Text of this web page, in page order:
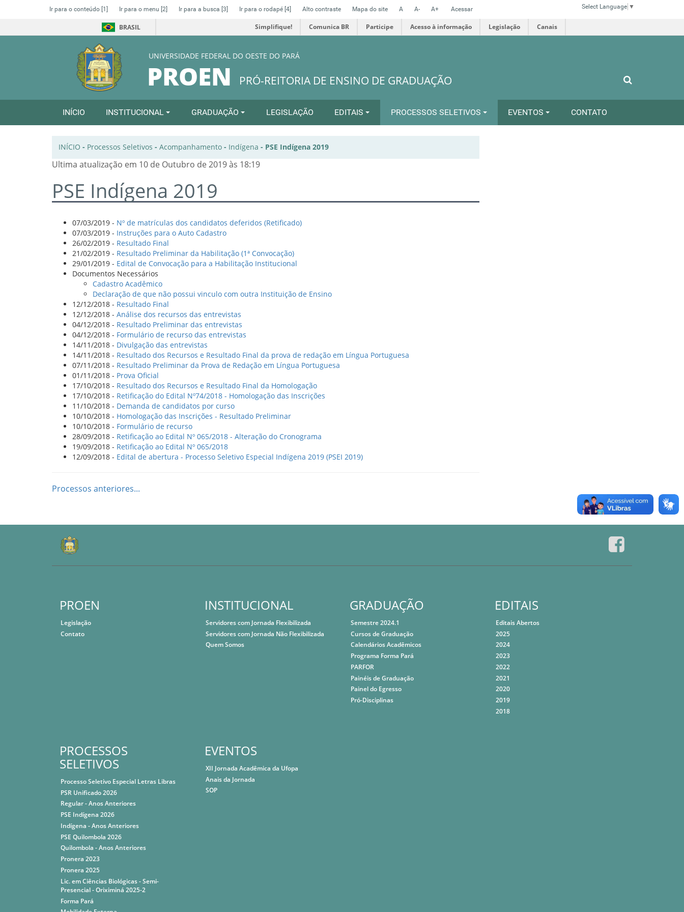
Ir para o conteúdo [1] Ir para o menu [2] Ir para a busca [3] Ir para o rodapé [4] Alto contraste Mapa do site A A- A+ Acessar Select Language ▼
BRASIL Simplifique! Comunica BR Participe Acesso à informação Legislação Canais
UNIVERSIDADE FEDERAL DO OESTE DO PARÁ
PROEN PRÓ-REITORIA DE ENSINO DE GRADUAÇÃO
INÍCIO INSTITUCIONAL GRADUAÇÃO LEGISLAÇÃO EDITAIS PROCESSOS SELETIVOS EVENTOS CONTATO
INÍCIO - Processos Seletivos - Acompanhamento- Indígena - PSE Indígena 2019
Ultima atualização em 10 de Outubro de 2019 às 18:19
PSE Indígena 2019
07/03/2019 - Nº de matrículas dos candidatos deferidos (Retificado)
07/03/2019 - Instruções para o Auto Cadastro
26/02/2019 - Resultado Final
21/02/2019 - Resultado Preliminar da Habilitação (1ª Convocação)
29/01/2019 - Edital de Convocação para a Habilitação Institucional
Documentos Necessários
Cadastro Acadêmico
Declaração de que não possui vinculo com outra Instituição de Ensino
12/12/2018 - Resultado Final
12/12/2018 - Análise dos recursos das entrevistas
04/12/2018 - Resultado Preliminar das entrevistas
04/12/2018 - Formulário de recurso das entrevistas
14/11/2018 - Divulgação das entrevistas
14/11/2018 - Resultado dos Recursos e Resultado Final da prova de redação em Língua Portuguesa
07/11/2018 - Resultado Preliminar da Prova de Redação em Língua Portuguesa
01/11/2018 - Prova Oficial
17/10/2018 - Resultado dos Recursos e Resultado Final da Homologação
17/10/2018 - Retificação do Edital Nº74/2018 - Homologação das Inscrições
11/10/2018 - Demanda de candidatos por curso
10/10/2018 - Homologação das Inscrições - Resultado Preliminar
10/10/2018 - Formulário de recurso
28/09/2018 - Retificação ao Edital Nº 065/2018 - Alteração do Cronograma
19/09/2018 - Retificação ao Edital Nº 065/2018
12/09/2018 - Edital de abertura - Processo Seletivo Especial Indígena 2019 (PSEI 2019)
Processos anteriores...
PROEN
Legislação
Contato
INSTITUCIONAL
Servidores com Jornada Flexibilizada
Servidores com Jornada Não Flexibilizada
Quem Somos
GRADUAÇÃO
Semestre 2024.1
Cursos de Graduação
Calendários Acadêmicos
Programa Forma Pará
PARFOR
Painéis de Graduação
Painel do Egresso
Pró-Disciplinas
EDITAIS
Editais Abertos
2025
2024
2023
2022
2021
2020
2019
2018
PROCESSOS
SELETIVOS
Processo Seletivo Especial Letras Libras
PSR Unificado 2026
Regular - Anos Anteriores
PSE Indígena 2026
Indígena - Anos Anteriores
PSE Quilombola 2026
Quilombola - Anos Anteriores
Pronera 2023
Pronera 2025
Lic. em Ciências Biológicas - Semi-
Presencial - Oriximiná 2025-2
Forma Pará
EVENTOS
XII Jornada Acadêmica da Ufopa
Anais da Jornada
SOP